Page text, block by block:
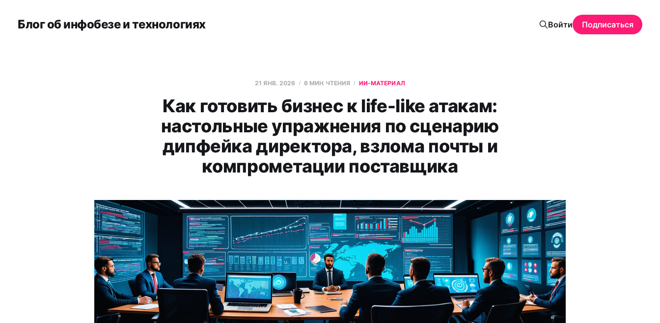
Блог об инфобезе и технологиях Войти Подписаться
21 ЯНВ. 2026 6 МИН ЧТЕНИЯ ИИ-МАТЕРИАЛ
Как готовить бизнес к life-like атакам:
настольные упражнения по сценарию
дипфейка директора, взлома почты и
компрометации поставщика